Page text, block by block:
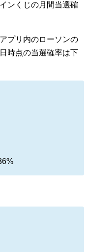
ンくじの月間当選確
プリ内のローソンの
時点の当選確率は下